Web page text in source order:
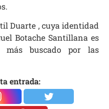
Duarte , cuya identidad
Botache Santillana es
más buscado por las
entrada: